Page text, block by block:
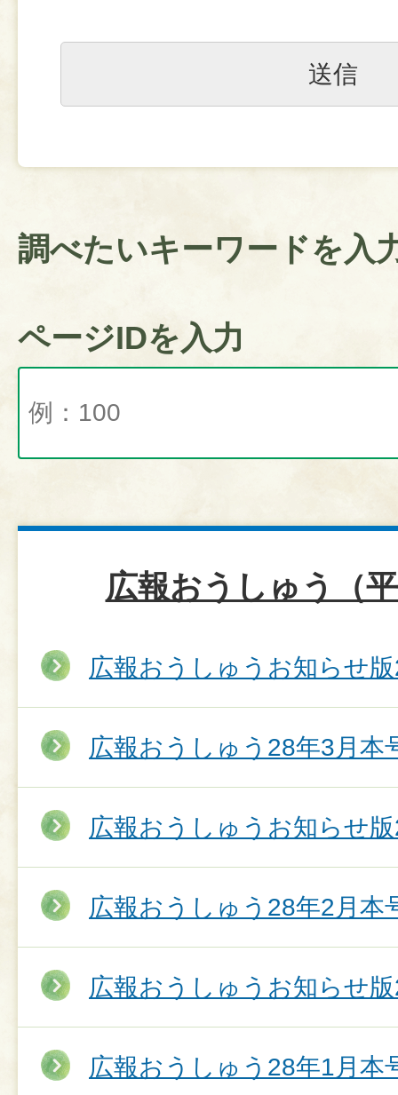
調べたいキーワードを入
ページIDを入力
広報おうしゅう（
広報おうしゅうお知らせ
広報おうしゅう28年3月本
広報おうしゅうお知らせ
広報おうしゅう28年2月本
広報おうしゅうお知らせ
広報おうしゅう28年1月本